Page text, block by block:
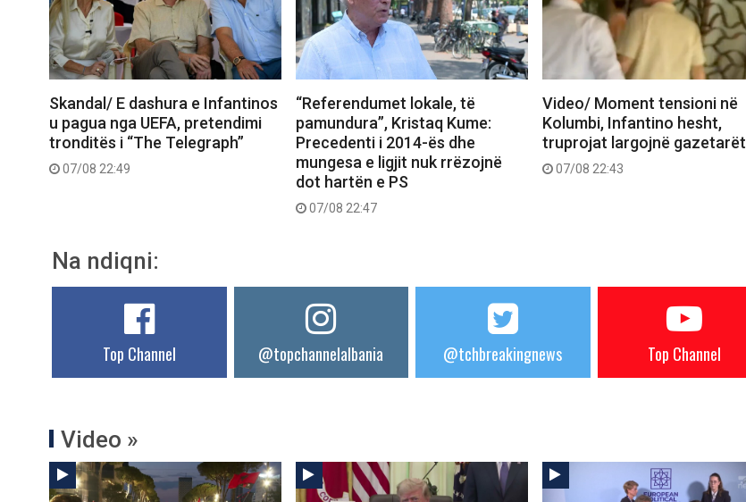
Skandal/ E dashura e Infantinos
u pagua nga UEFA, pretendimi
tronditës i “The Telegraph”
07/08 22:49
“Referendumet lokale, të
pamundura”, Kristaq Kume:
Precedenti i 2014-ës dhe
mungesa e ligjit nuk rrëzojnë
dot hartën e PS
07/08 22:47
Video/ Moment tensioni në
Kolumbi, Infantino hesht,
truprojat largojnë gazetarët
07/08 22:43
Na ndiqni:
Top Channel @topchannelalbania @tchbreakingnews Top Channel
Video »